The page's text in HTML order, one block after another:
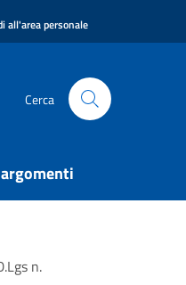
all'area personale
Cerca
n.